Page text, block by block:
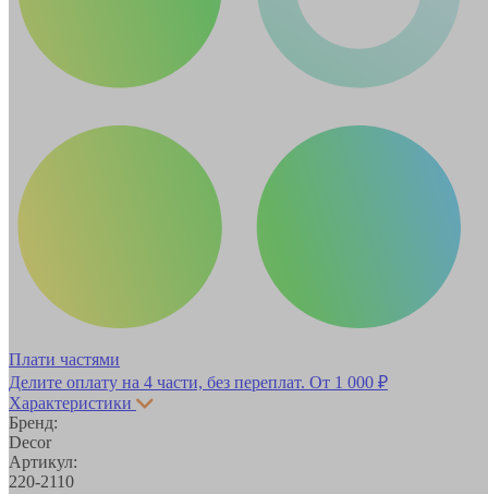
Плати частями
Делите оплату на 4 части, без переплат. От 1 000 ₽
Характеристики
Бренд:
Decor
Артикул:
220-2110